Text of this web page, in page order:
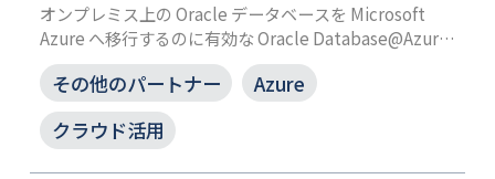
オンプレミス上の Oracle データベースを Microsoft
Azure へ移行するのに有効な Oracle Database@Azure
の活用について、PoC サービスを使った検証を支援しま
す。運用負荷の軽減に加え、本番移行前のパフォーマン
ス検証によって、安心かつ確実な移行を実現します。
その他のパートナー
Azure
クラウド活用